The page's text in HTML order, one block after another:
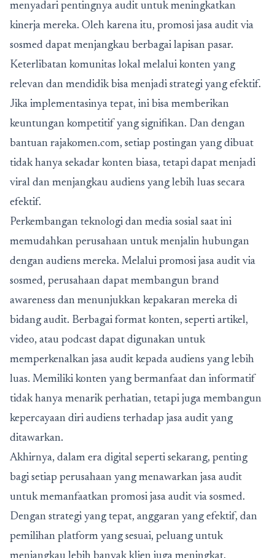
menyadari pentingnya audit untuk meningkatkan
kinerja mereka. Oleh karena itu, promosi jasa audit via
sosmed dapat menjangkau berbagai lapisan pasar.
Keterlibatan komunitas lokal melalui konten yang
relevan dan mendidik bisa menjadi strategi yang efektif.
Jika implementasinya tepat, ini bisa memberikan
keuntungan kompetitif yang signifikan. Dan dengan
bantuan rajakomen.com, setiap postingan yang dibuat
tidak hanya sekadar konten biasa, tetapi dapat menjadi
viral dan menjangkau audiens yang lebih luas secara
efektif.
Perkembangan teknologi dan media sosial saat ini
memudahkan perusahaan untuk menjalin hubungan
dengan audiens mereka. Melalui promosi jasa audit via
sosmed, perusahaan dapat membangun brand
awareness dan menunjukkan kepakaran mereka di
bidang audit. Berbagai format konten, seperti artikel,
video, atau podcast dapat digunakan untuk
memperkenalkan jasa audit kepada audiens yang lebih
luas. Memiliki konten yang bermanfaat dan informatif
tidak hanya menarik perhatian, tetapi juga membangun
kepercayaan diri audiens terhadap jasa audit yang
ditawarkan.
Akhirnya, dalam era digital seperti sekarang, penting
bagi setiap perusahaan yang menawarkan jasa audit
untuk memanfaatkan promosi jasa audit via sosmed.
Dengan strategi yang tepat, anggaran yang efektif, dan
pemilihan platform yang sesuai, peluang untuk